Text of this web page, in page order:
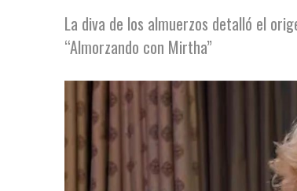
ContactoLa diva de los almuerzos detalló el
“Almorzando con Mirtha”